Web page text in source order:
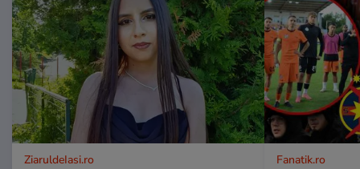
ZiaruldeIasi.ro Fanatik.ro